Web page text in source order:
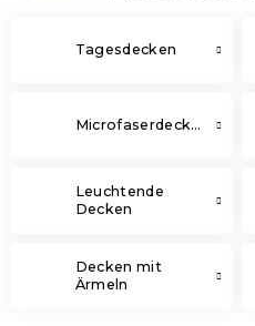
Tagesdecken
Microfaserdecken
Leuchtende
Decken
Decken mit
Ärmeln